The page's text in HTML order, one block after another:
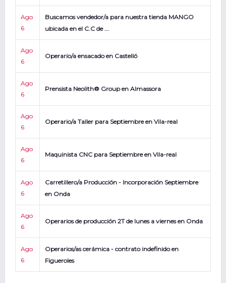
Ago
6
Buscamos vendedor/a para nuestra tienda MANGO
ubicada en el C.C de ...
Ago
6
Operario/a ensacado en Castelló
Ago
6
Prensista Neolith® Group en Almassora
Ago
6
Operario/a Taller para Septiembre en Vila-real
Ago
6
Maquinista CNC para Septiembre en Vila-real
Ago
6
Carretillero/a Producción - Incorporación Septiembre
en Onda
Ago
6
Operarios de producción 2T de lunes a viernes en Onda
Ago
6
Operarios/as cerámica - contrato indefinido en
Figueroles